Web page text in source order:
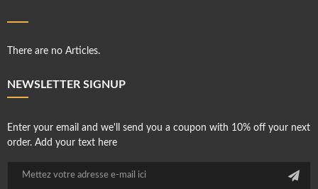
There are no Articles.
NEWSLETTER SIGNUP
Enter your email and we'll send you a coupon with 10% off your next
order. Add your text here